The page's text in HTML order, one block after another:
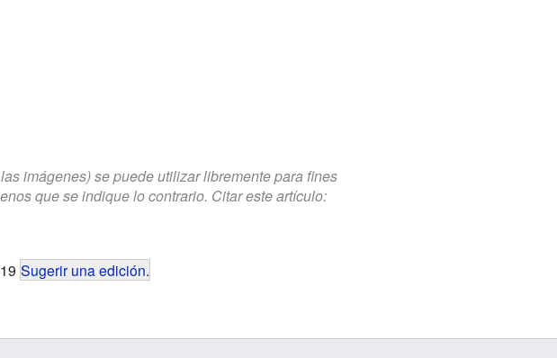
imágenes) se puede utilizar libremente para fines
que se indique lo contrario. Citar este artículo:
Sugerir una edición.